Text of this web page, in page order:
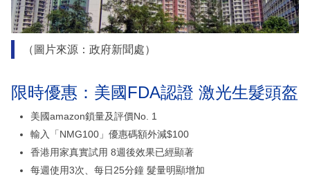
（圖片來源：政府新聞處）
限時優惠：美國FDA認證 激光生髮頭盔
美國amazon鎖量及評價No. 1
輸入「NMG100」優惠碼額外減$100
香港用家真實試用 8週後效果已經顯著
每週使用3次、每日25分鐘 髮量明顯增加